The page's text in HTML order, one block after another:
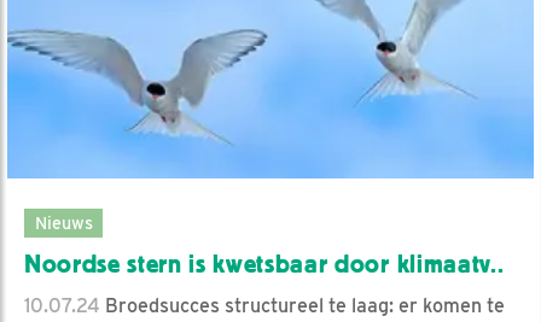
Nieuws
Noordse stern is kwetsbaar door klimaatv..
10.07.24 Broedsucces structureel te laag: er komen te